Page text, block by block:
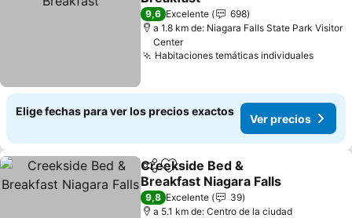
Ver precios
9,6 Excelente
698
a 1.8 km de: Niagara Falls State Park Visitor
Center
Habitaciones temáticas individualesVer
Elige fechas para ver los precios exactos
Ver precios
CompartirAgregar a favoritos
Creekside Bed &
Breakfast Niagara Falls
Ver precios
9,8 Excelente
39
a 5.1 km de: Centro de la ciudad